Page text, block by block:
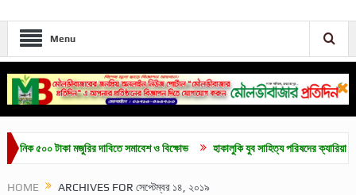
Menu
টাকা মজুরির দাবিতে সমাবেশ ও বিক্ষোভ হাকালুকি যুব সাহিত্য পরিষদের ক্যারিয়ার
HOME ARCHIVES FOR সেপ্টেম্বর ১৪, ২০১৯